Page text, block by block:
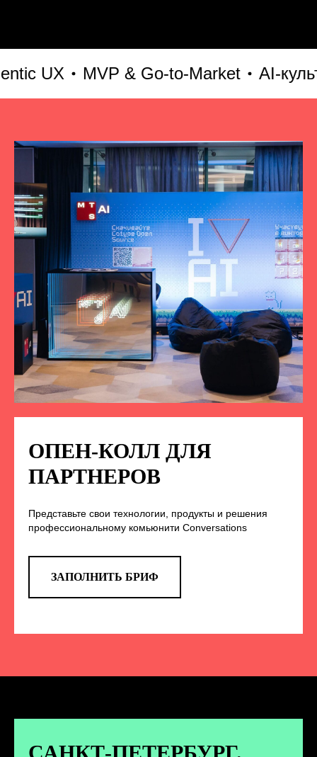
UX MVP & Go-to-Market AI-
ОПЕН-КОЛЛ ДЛЯ
ПАРТНЕРОВ
Представьте свои технологии, продукты и решения
профессиональному комьюнити Conversations
ЗАПОЛНИТЬ БРИФ
НА НАС В СОЦСЕТЯХ
TELEGRAM
анонс новых спикеров и другие
новости конференции